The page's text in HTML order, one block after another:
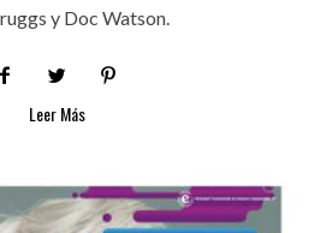
y Doc Watson.
Leer Más